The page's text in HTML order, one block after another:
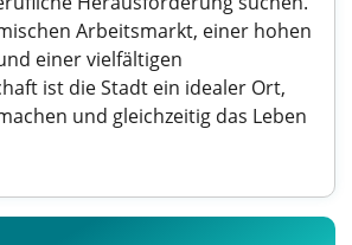
Arbeitsmarkt, einer hohen
einer vielfältigen
ist die Stadt ein idealer Ort,
und gleichzeitig das Leben